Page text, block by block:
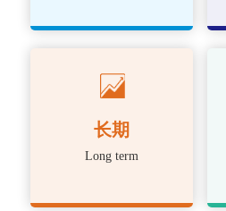
长期
Long term